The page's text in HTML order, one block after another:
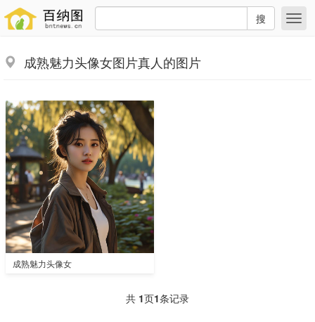
搜
成熟魅力头像女图片真人的图片
成熟魅力头像女
共 1页1条记录